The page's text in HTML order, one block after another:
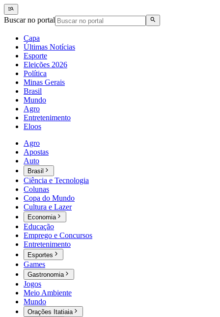
Buscar no portal
Capa
Últimas Notícias
Esporte
Eleições 2026
Política
Minas Gerais
Brasil
Mundo
Agro
Entretenimento
Eloos
Agro
Apostas
Auto
Brasil
Ciência e Tecnologia
Colunas
Copa do Mundo
Cultura e Lazer
Economia
Educação
Emprego e Concursos
Entretenimento
Esportes
Games
Gastronomia
Jogos
Meio Ambiente
Mundo
Orações Itatiaia